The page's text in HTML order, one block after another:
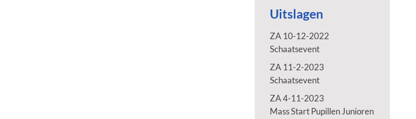
Uitslagen
ZA 10-12-2022
Schaatsevent
ZA 11-2-2023
Schaatsevent
ZA 4-11-2023
Mass Start Pupillen Junioren